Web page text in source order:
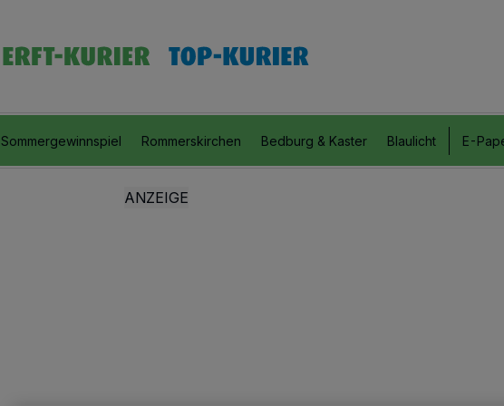
Sommergewinnspiel Rommerskirchen Bedburg & Kaster Blaulicht E-